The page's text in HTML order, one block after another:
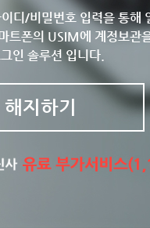
디/비밀번호 입력을 통해
트폰의 USIM에 계정보관
인 솔루션 입니다.
지하기